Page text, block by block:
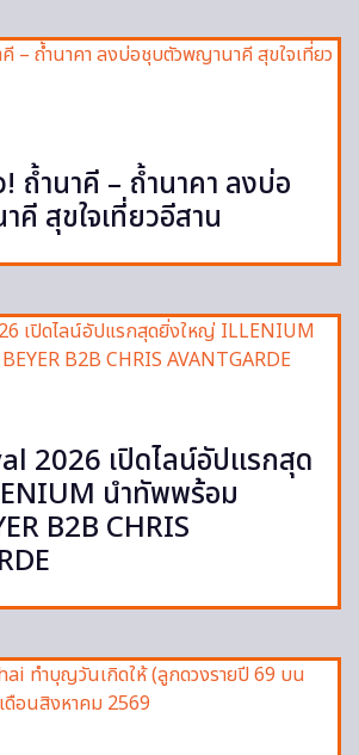
ถ้ำนาคี – ถ้ำนาคา ลงบ่อ
สุขใจเที่ยวอีสาน
2026 เปิดไลน์อัปแรกสุด
นำทัพพร้อม
B2B CHRIS